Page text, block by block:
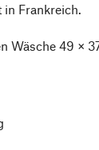
in Frankreich.
Wäsche 49 ×